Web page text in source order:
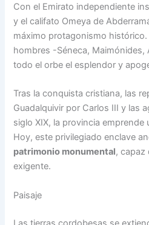
Con el Emirato independiente
y el califato Omeya de
máximo protagonismo
hombres -Séneca,
todo el orbe el esplendor y
Tras la conquista cristiana, las
Guadalquivir por Carlos III y las
siglo XIX, la provincia
Hoy, este privilegiado enclave
patrimonio monumental, capaz
exigente.
Paisaje